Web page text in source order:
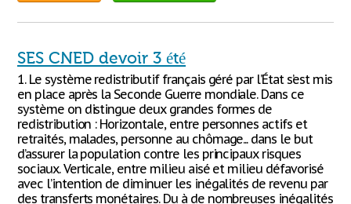
SES CNED devoir 3 été
1. Le système redistributif français géré par l’État s’est mis
en place après la Seconde Guerre mondiale. Dans ce
système on distingue deux grandes formes de
redistribution : Horizontale, entre personnes actifs et
retraités, malades, personne au chômage... dans le but
d’assurer la population contre les principaux risques
sociaux. Verticale, entre milieu aisé et milieu défavorisé
avec l’intention de diminuer les inégalités de revenu par
des transferts monétaires. Du à de nombreuses inégalités